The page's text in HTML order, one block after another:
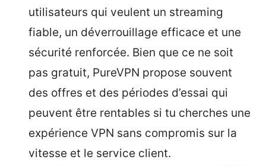
utilisateurs qui veulent un streaming
fiable, un déverrouillage efficace et une
sécurité renforcée. Bien que ce ne soit
pas gratuit, PureVPN propose souvent
des offres et des périodes d’essai qui
peuvent être rentables si tu cherches une
expérience VPN sans compromis sur la
vitesse et le service client.